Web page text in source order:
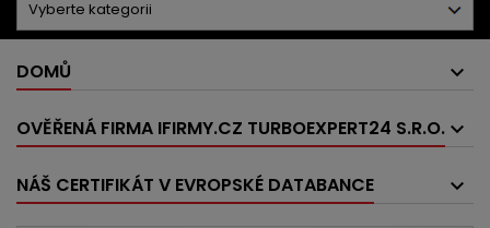
DOMŮ
OVĚŘENÁ FIRMA IFIRMY.CZ TURBOEXPERT24 S.R.O.
NÁŠ CERTIFIKÁT V EVROPSKÉ DATABANCE